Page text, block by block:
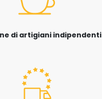
di artigiani indipendenti